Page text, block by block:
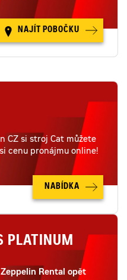
NAJÍT POBOČKU
CZ si stroj Cat můžete
cenu pronájmu online!
NABÍDKA
PLATINUM
Rental opět